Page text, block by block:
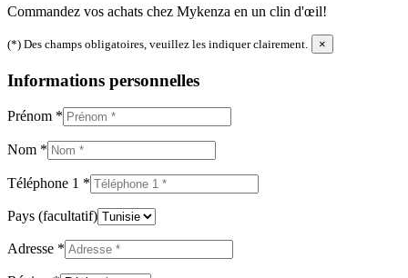
Commandez vos achats chez Mykenza en un clin d'œil!
(*) Des champs obligatoires, veuillez les indiquer clairement. ×
Informations personnelles
Prénom *
Nom *
Téléphone 1 *
Pays (facultatif)
Adresse *